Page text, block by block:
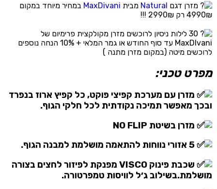
היה:
₪4,990.00.
הוא:
מזרן דגם Natural מבית MaxDivani במחיר מיוחד במקום
4990₪ רק 2990₪ !!!
30 לילות ניסיון לרוכשים מזרן מקולקצית פרימיום של
MaxDIvani עד סוף החודש או גמר המלאי + 10% הנחה נוספים
לרוכשים מיטה (במקום מזרן מתנה )
מפרט טכני:
מזרן עם מערכת קפיצי פוקט, כל קפיץ ארוז בנפרד
ובכך מאפשר תמיכה נקודתית לכל חלקי הגוף.
מזרן בשיטת NO FLIP
שכבת פינוק VISCO מפנקת לפיזור לחצים בצורה
מושלמת.בשילוב ג׳ל לוויסות טמפרטורה.